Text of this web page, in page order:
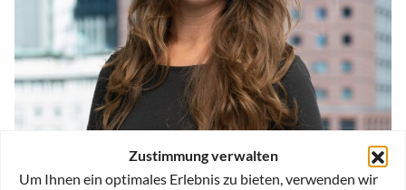
Zustimmung verwalten
Um Ihnen ein optimales Erlebnis zu bieten, verwenden wir